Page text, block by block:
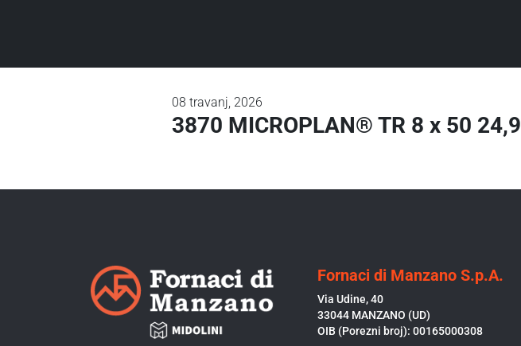
08 travanj, 2026
3870 MICROPLAN® TR 8 x 50 24,9
Fornaci di Manzano S.p.A.
Via Udine, 40
33044 MANZANO (UD)
OIB (Porezni broj): 00165000308